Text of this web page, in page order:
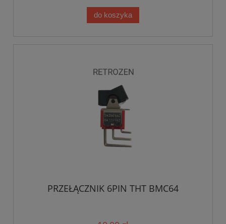
do koszyka
PRZEŁĄCZNIK 6PIN THT BMC64